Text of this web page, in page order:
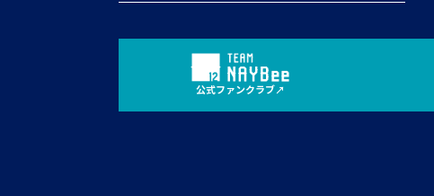
公式ファンクラブ